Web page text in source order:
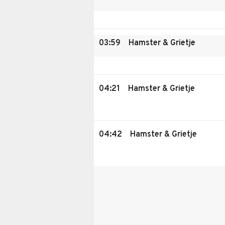
03:59 Hamster & Grietje
04:21 Hamster & Grietje
04:42 Hamster & Grietje